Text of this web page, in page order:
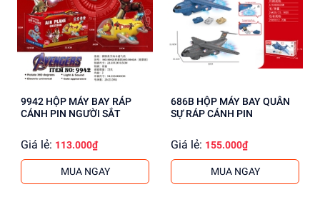
9942 HỘP MÁY BAY RÁP
CÁNH PIN NGƯỜI SẮT
Giá lẻ: 113.000₫
MUA NGAY
686B HỘP MÁY BAY QUÂN
SỰ RÁP CÁNH PIN
Giá lẻ: 155.000₫
MUA NGAY